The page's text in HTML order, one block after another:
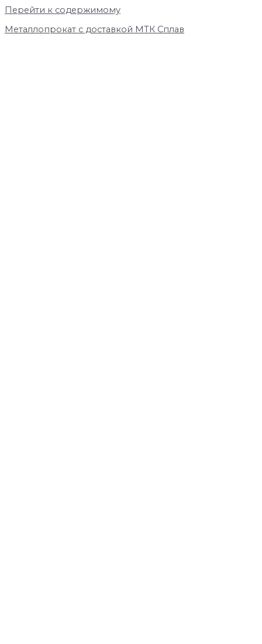
Перейти к содержимому
Металлопрокат с доставкой МТК Сплав